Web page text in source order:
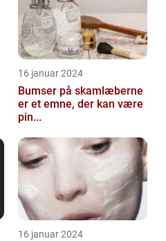
16 januar 2024
Bumser på skamlæberne
er et emne, der kan være
pin...
16 januar 2024